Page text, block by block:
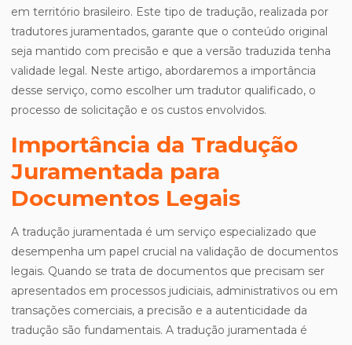
em território brasileiro. Este tipo de tradução, realizada por
tradutores juramentados, garante que o conteúdo original
seja mantido com precisão e que a versão traduzida tenha
validade legal. Neste artigo, abordaremos a importância
desse serviço, como escolher um tradutor qualificado, o
processo de solicitação e os custos envolvidos.
Importância da Tradução
Juramentada para
Documentos Legais
A tradução juramentada é um serviço especializado que
desempenha um papel crucial na validação de documentos
legais. Quando se trata de documentos que precisam ser
apresentados em processos judiciais, administrativos ou em
transações comerciais, a precisão e a autenticidade da
tradução são fundamentais. A tradução juramentada é